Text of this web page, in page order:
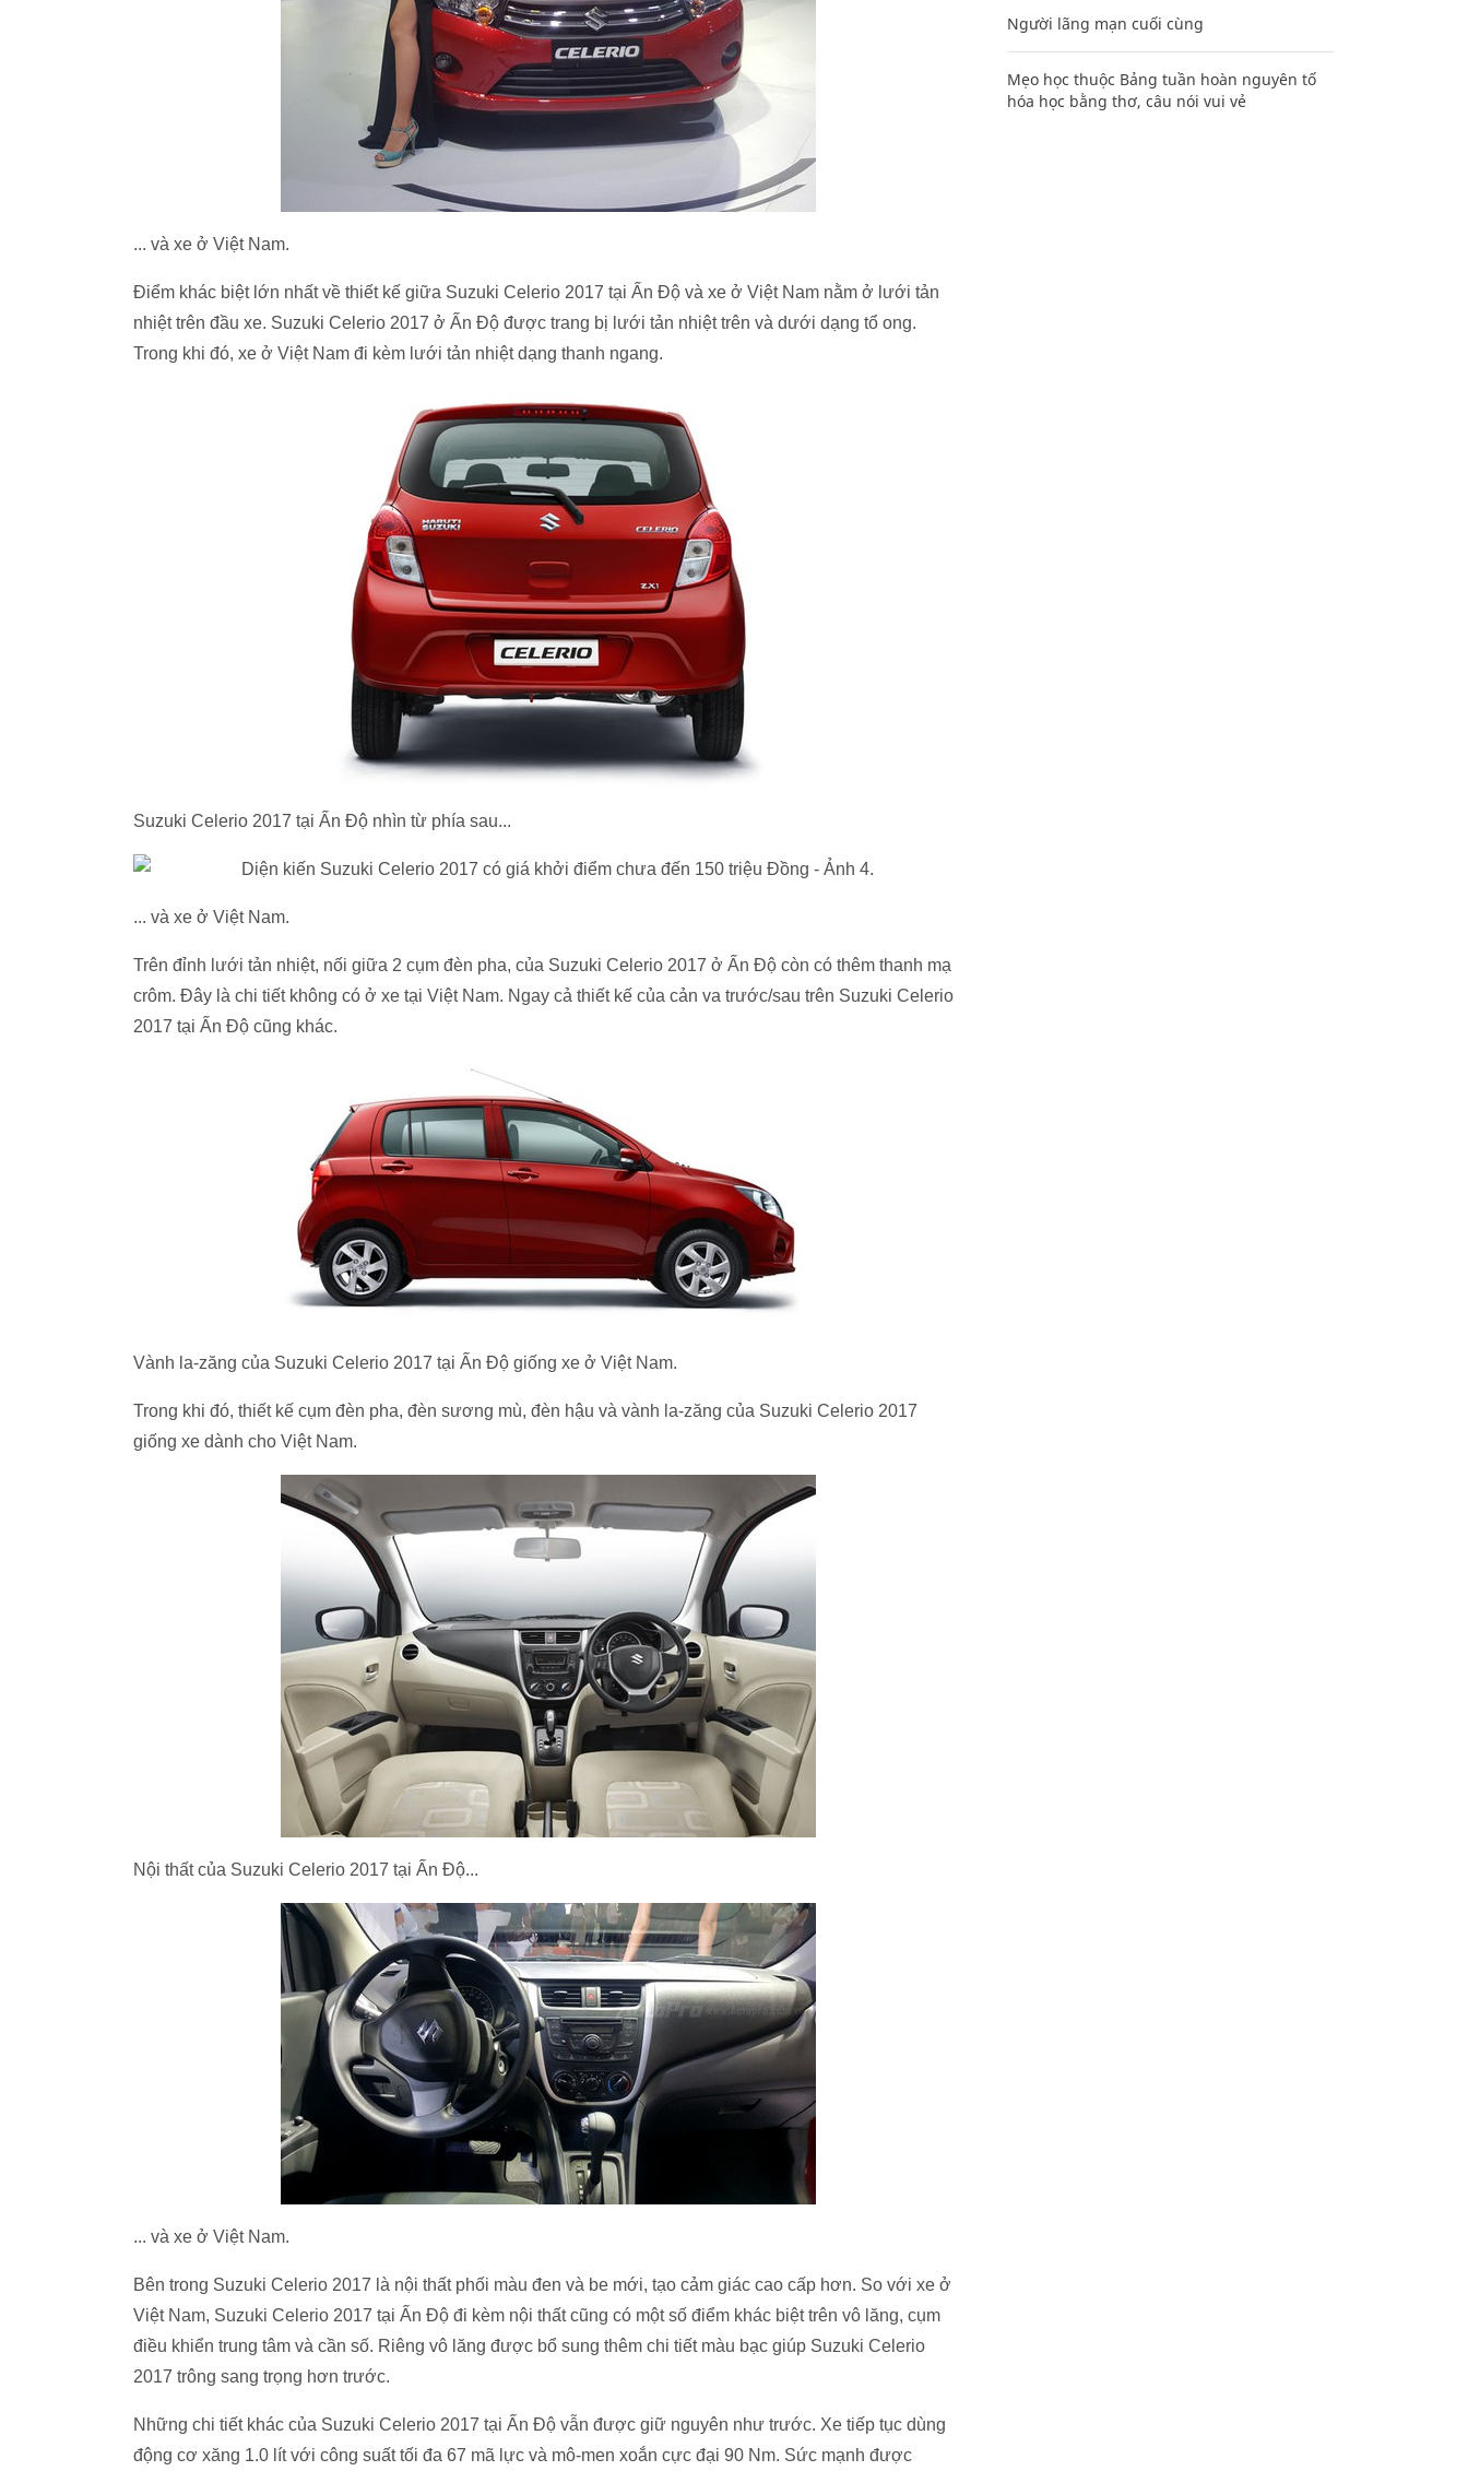
... và xe ở Việt Nam.
Điểm khác biệt lớn nhất về thiết kế giữa Suzuki Celerio 2017 tại Ấn Độ và xe ở Việt Nam nằm ở lưới tản
nhiệt trên đầu xe. Suzuki Celerio 2017 ở Ấn Độ được trang bị lưới tản nhiệt trên và dưới dạng tổ ong.
Trong khi đó, xe ở Việt Nam đi kèm lưới tản nhiệt dạng thanh ngang.
Suzuki Celerio 2017 tại Ấn Độ nhìn từ phía sau...
... và xe ở Việt Nam.
Trên đỉnh lưới tản nhiệt, nối giữa 2 cụm đèn pha, của Suzuki Celerio 2017 ở Ấn Độ còn có thêm thanh mạ
crôm. Đây là chi tiết không có ở xe tại Việt Nam. Ngay cả thiết kế của cản va trước/sau trên Suzuki Celerio
2017 tại Ấn Độ cũng khác.
Vành la-zăng của Suzuki Celerio 2017 tại Ấn Độ giống xe ở Việt Nam.
Trong khi đó, thiết kế cụm đèn pha, đèn sương mù, đèn hậu và vành la-zăng của Suzuki Celerio 2017
giống xe dành cho Việt Nam.
Nội thất của Suzuki Celerio 2017 tại Ấn Độ...
... và xe ở Việt Nam.
Bên trong Suzuki Celerio 2017 là nội thất phối màu đen và be mới, tạo cảm giác cao cấp hơn. So với xe ở
Việt Nam, Suzuki Celerio 2017 tại Ấn Độ đi kèm nội thất cũng có một số điểm khác biệt trên vô lăng, cụm
điều khiển trung tâm và cần số. Riêng vô lăng được bổ sung thêm chi tiết màu bạc giúp Suzuki Celerio
2017 trông sang trọng hơn trước.
Những chi tiết khác của Suzuki Celerio 2017 tại Ấn Độ vẫn được giữ nguyên như trước. Xe tiếp tục dùng
động cơ xăng 1.0 lít với công suất tối đa 67 mã lực và mô-men xoắn cực đại 90 Nm. Sức mạnh được
Người lãng mạn cuối cùng
Mẹo học thuộc Bảng tuần hoàn nguyên tố
hóa học bằng thơ, câu nói vui vẻ